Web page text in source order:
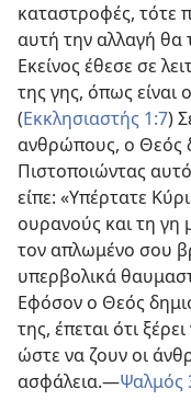
καταστροφές, τότε
αυτή την αλλαγή θα
Εκείνος έθεσε σε
της γης, όπως είναι
(Εκκλησιαστής 1:7)
ανθρώπους, ο Θεός
Πιστοποιώντας
είπε: «Υπέρτατε
ουρανούς και τη γη
τον απλωμένο σου
υπερβολικά
Εφόσον ο Θεός
της, έπεται ότι
ώστε να ζουν οι
ασφάλεια.​—Ψαλμός